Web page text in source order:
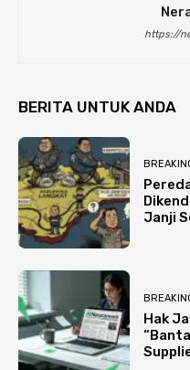
https://
BERITA UNTUK ANDA
Janji
Hak